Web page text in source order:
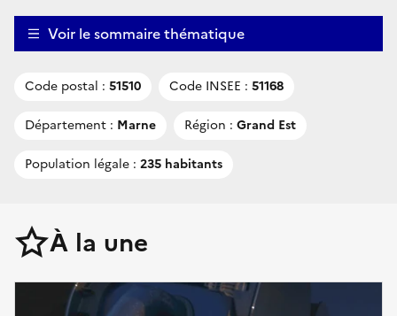
Voir le sommaire thématique
Code postal : 51510 Code INSEE : 51168
Département : Marne Région : Grand Est
Population légale : 235 habitants
À la une